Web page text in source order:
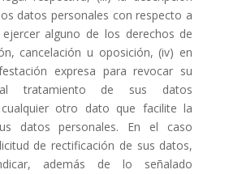
datos personales con respecto a
alguno de los derechos de
cancelación u oposición, (iv) en
expresa para revocar su
al tratamiento de sus datos
otro dato que facilite la
datos personales. En el caso
de rectificación de sus datos,
además de lo señalado